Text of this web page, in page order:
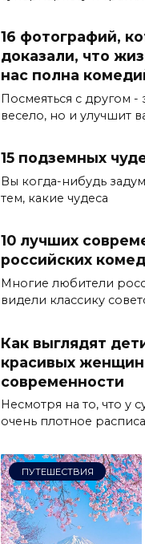
16 фотографий,
доказали, что
нас полна
Посмеяться с другом -
весело, но и улучшит
15 подземных
Вы когда-нибудь
тем, какие чудеса
10 лучших
российских
Многие любители
видели классику
Как выглядят
красивых женщин
современности
Несмотря на то, что у
очень плотное
ПУТЕШЕСТВИЯ